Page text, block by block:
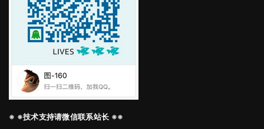
※ ※技术支持请微信联系站长 ※※